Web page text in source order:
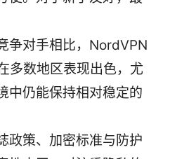
争对手相比，NordVPN
多数地区表现出色，尤
中仍能保持相对稳定的
政策、加密标准与防护